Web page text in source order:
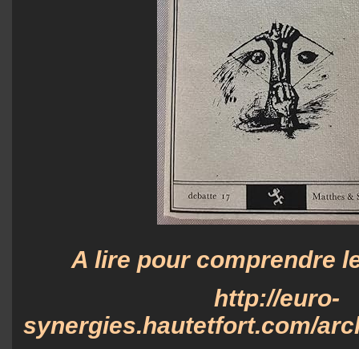
A lire pour comprendre
http://euro-
synergies.hautetfort.com/